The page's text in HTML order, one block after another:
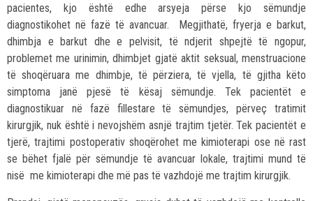
pacientes, kjo është edhe arsyeja përse kjo sëmundje
diagnostikohet në fazë të avancuar. Megjithatë, fryerja e barkut,
dhimbja e barkut dhe e pelvisit, të ndjerit shpejtë të ngopur,
problemet me urinimin, dhimbjet gjatë aktit seksual, menstruacione
të shoqëruara me dhimbje, të përziera, të vjella, të gjitha këto
simptoma janë pjesë të kësaj sëmundje. Tek pacientët e
diagnostikuar në fazë fillestare të sëmundjes, përveç tratimit
kirurgjik, nuk është i nevojshëm asnjë trajtim tjetër. Tek pacientët e
tjerë, trajtimi postoperativ shoqërohet me kimioterapi ose në rast
se bëhet fjalë për sëmundje të avancuar lokale, trajtimi mund të
nisë me kimioterapi dhe më pas të vazhdojë me trajtim kirurgjik.